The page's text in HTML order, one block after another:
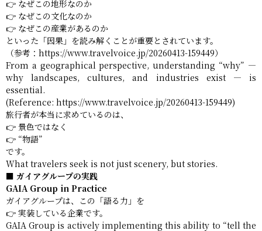
👉 なぜこの地形なのか
👉 なぜこの文化なのか
👉 なぜこの産業があるのか
といった「因果」を読み解くことが重要とされています。
（参考：https://www.travelvoice.jp/20260413-159449）
From a geographical perspective, understanding “why” —
why landscapes, cultures, and industries exist — is
essential.
(Reference: https://www.travelvoice.jp/20260413-159449)
旅行者が本当に求めているのは、
👉 景色ではなく
👉 “物語”
です。
What travelers seek is not just scenery, but stories.
■ ガイアグループの実践
GAIA Group in Practice
ガイアグループは、この「語る力」を
👉 実装している企業です。
GAIA Group is actively implementing this ability to “tell the